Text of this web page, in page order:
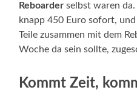
Reboarder selbst waren
knapp 450 Euro sofort,
Teile zusammen mit dem
Woche da sein sollte,
Kommt Zeit,